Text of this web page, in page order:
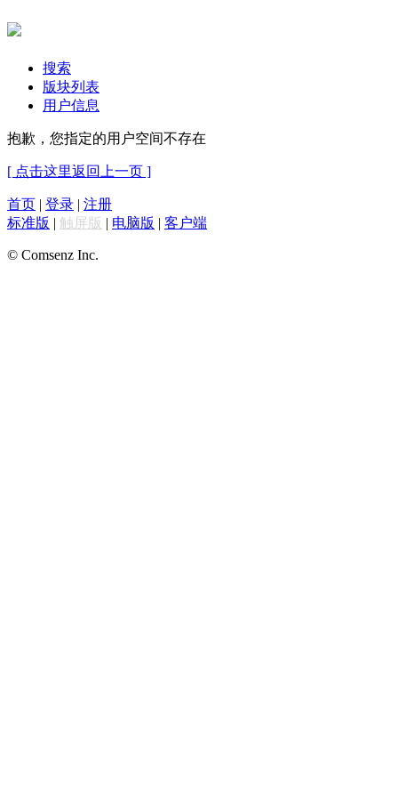
搜索
版块列表
用户信息
抱歉，您指定的用户空间不存在
[ 点击这里返回上一页 ]
首页 | 登录 | 注册
标准版 | 触屏版 | 电脑版 | 客户端
© Comsenz Inc.